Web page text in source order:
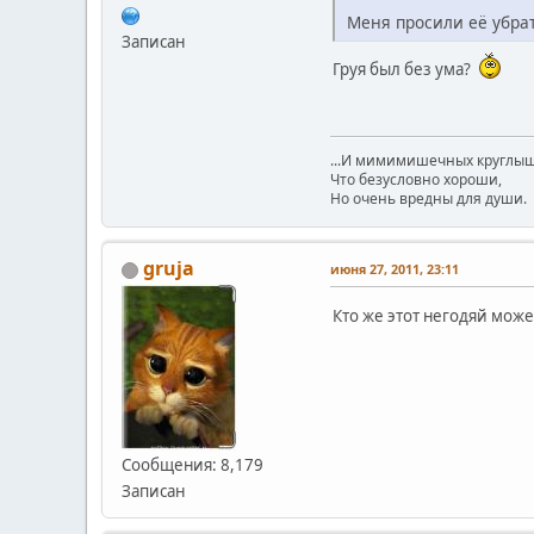
Записан
Меня просили её
Груя был без ума?
...И мимимишечных
Что безусловно хороши,
Но очень вредны для души.
gruja
Сообщения: 8,179
Записан
июня 27, 2011, 23:11
Кто же этот негодяй